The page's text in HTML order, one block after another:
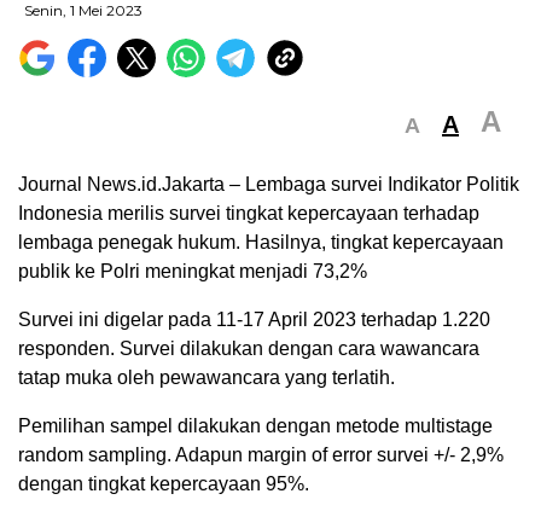
Senin, 1 Mei 2023
A A A
Journal News.id.Jakarta – Lembaga survei Indikator Politik
Indonesia merilis survei tingkat kepercayaan terhadap
lembaga penegak hukum. Hasilnya, tingkat kepercayaan
publik ke Polri meningkat menjadi 73,2%
Survei ini digelar pada 11-17 April 2023 terhadap 1.220
responden. Survei dilakukan dengan cara wawancara
tatap muka oleh pewawancara yang terlatih.
Pemilihan sampel dilakukan dengan metode multistage
random sampling. Adapun margin of error survei +/- 2,9%
dengan tingkat kepercayaan 95%.